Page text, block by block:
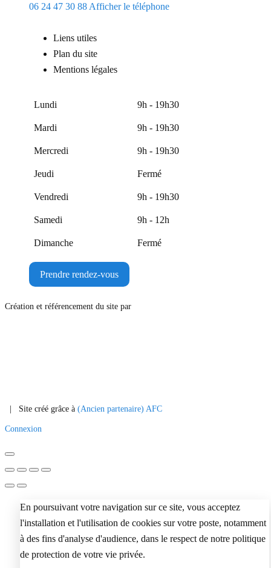
06 24 47 30 88 Afficher le téléphone
Liens utiles
Plan du site
Mentions légales
Lundi 9h - 19h30
Mardi 9h - 19h30
Mercredi 9h - 19h30
Jeudi Fermé
Vendredi 9h - 19h30
Samedi 9h - 12h
Dimanche Fermé
Prendre rendez-vous
Création et référencement du site par
Site créé grâce à (Ancien partenaire) AFC
Connexion
En poursuivant votre navigation sur ce site, vous acceptez
l'installation et l'utilisation de cookies sur votre poste, notamment
à des fins d'analyse d'audience, dans le respect de notre politique
de protection de votre vie privée.